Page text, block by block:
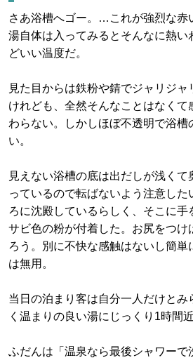
さあ浴槽へゴー。…これが強烈な
湯自体は入ってみるとそんなに熱い
どいい温度だ。
見た目からは鉄粉や錆でジャリジャ
けれども、全然そんなことはなくて
わらない。しかしほぼ不透明で浴槽
い。
見えない浴槽の底は出だしが浅くて
っているので転ばないよう注意した
ろに沈殿しているらしく、そこに手
サビ色の粉が付着した。お尻をつけ
ろう。別に不快な感触はないし簡単
は無用。
当日の泊まり客は自分一人だけとみ
く温まりの良い湯にじっくり1時間
ふだんは「温泉なら最後シャワーで